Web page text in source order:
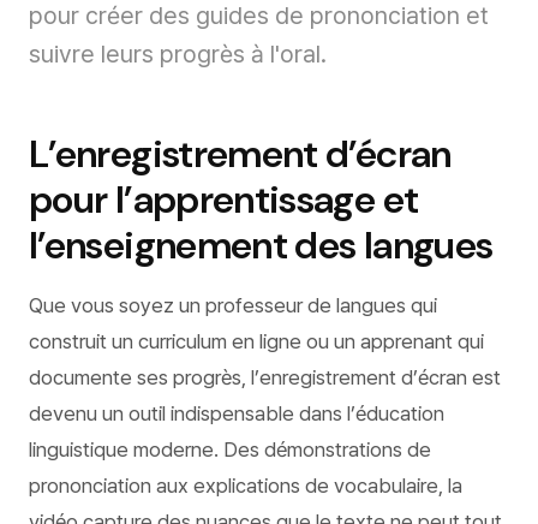
pour créer des guides de prononciation et
suivre leurs progrès à l'oral.
L’enregistrement d’écran
pour l’apprentissage et
l’enseignement des langues
Que vous soyez un professeur de langues qui
construit un curriculum en ligne ou un apprenant qui
documente ses progrès, l’enregistrement d’écran est
devenu un outil indispensable dans l’éducation
linguistique moderne. Des démonstrations de
prononciation aux explications de vocabulaire, la